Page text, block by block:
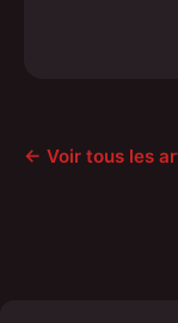
← Voir tous les